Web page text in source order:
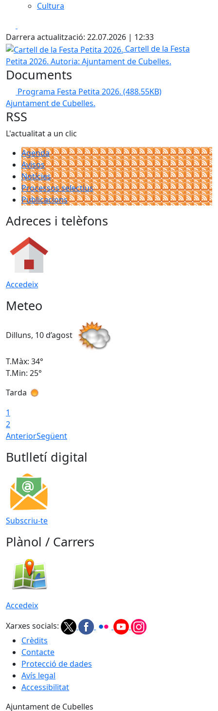
Cultura
Darrera actualització: 22.07.2026 | 12:33
Cartell de la Festa Petita 2026.
Cartell de la Festa
Petita 2026. Autoria: Ajuntament de Cubelles.
Documents
Programa Festa Petita 2026. (488.55KB)
Ajuntament de Cubelles.
RSS
L'actualitat a un clic
Agenda
Avisos
Notícies
Processos selectius
Publicacions
Adreces i telèfons
Accedeix
Meteo
Dilluns, 10 d’agost
T.Màx: 34°
T.Min: 25°
Tarda
1
2
AnteriorSegüent
Butlletí digital
Subscriu-te
Plànol / Carrers
Accedeix
Xarxes socials:
Crèdits
Contacte
Protecció de dades
Avís legal
Accessibilitat
Ajuntament de Cubelles